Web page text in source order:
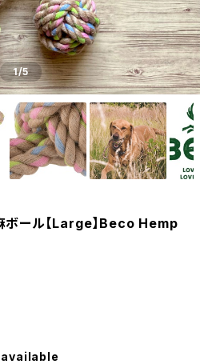
1/5
ボール【Large】Beco Hemp